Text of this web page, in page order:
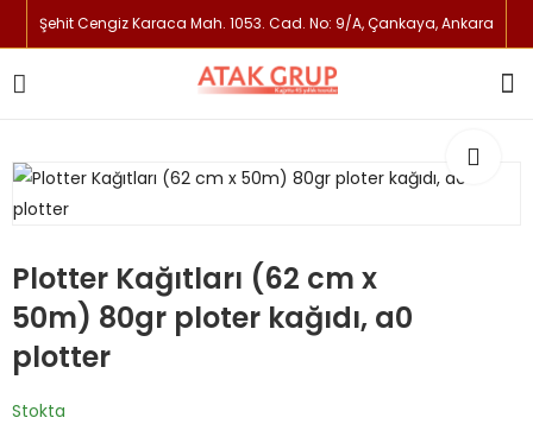
Şehit Cengiz Karaca Mah. 1053. Cad. No: 9/A, Çankaya, Ankara
Plotter Kağıtları (62 cm x
50m) 80gr ploter kağıdı, a0
plotter
Stokta